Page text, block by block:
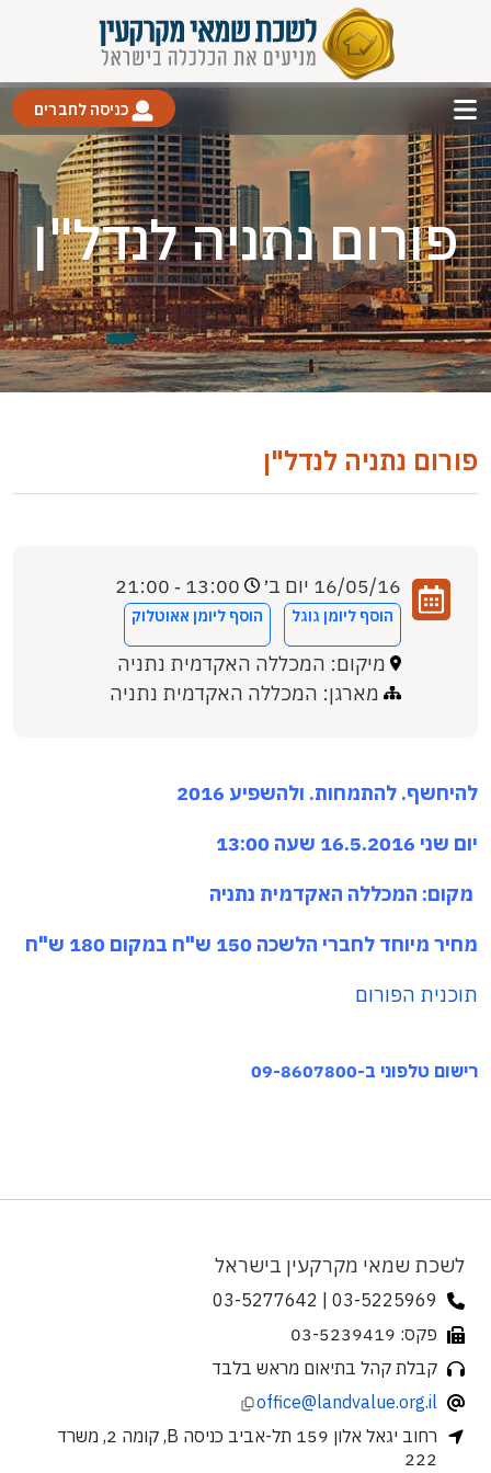
כניסה לחברים
פורום נתניה לנדל"ן
פורום נתניה לנדל"ן
16/05/16 יום ב׳
הוסף ליומן גוגל הוסף ליומן אאוטלוק
מיקום: המכללה האקדמית נתניה
מארגן: המכללה האקדמית נתניה
להיחשף. להתמחות. ולהשפיע 2016
יום שני 16.5.2016 שעה 13:00
מקום: המכללה האקדמית נתניה
מחיר מיוחד לחברי הלשכה 150 ש"ח במקום 180 ש"ח
תוכנית הפורום
רישום טלפוני ב-09-8607800
לשכת שמאי מקרקעין בישראל
03-5225969 | 03-5277642
פקס: 03-5239419
קבלת קהל בתיאום מראש בלבד
office@landvalue.org.il
רחוב יגאל אלון 159 תל-אביב כניסה B, קומה 2, משרד
222